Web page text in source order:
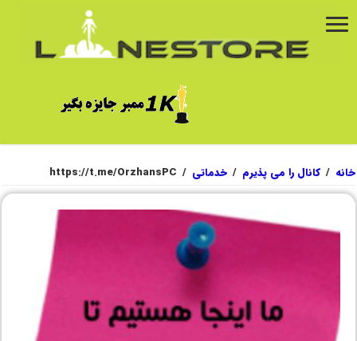
خانه / کانال را می پذیرم / خدماتی /
https://t.me/OrzhansPC